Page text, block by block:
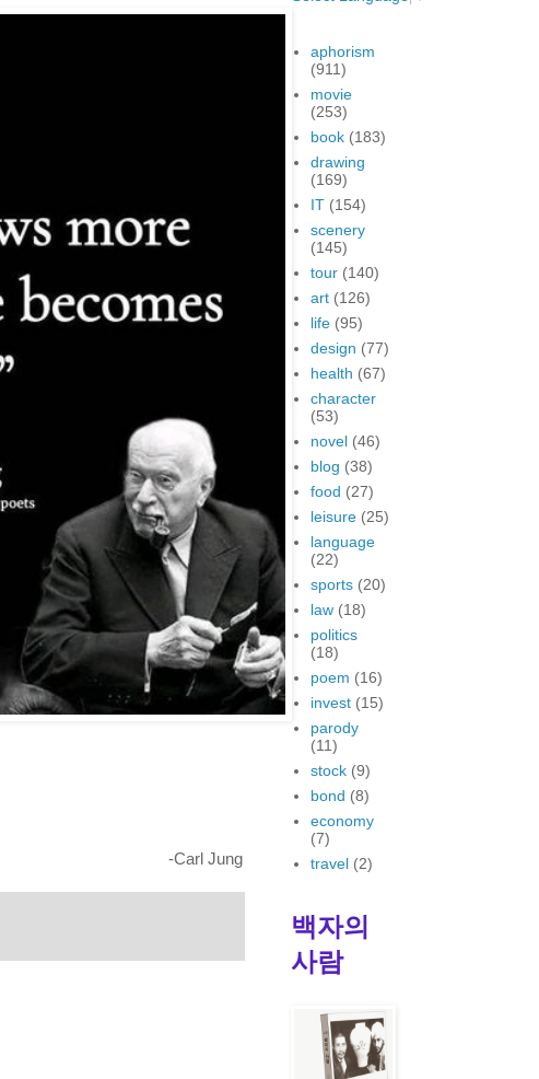
-Carl Jung
aphorism
(911)
movie
(253)
book (183)
drawing
(169)
IT (154)
scenery
(145)
tour (140)
art (126)
life (95)
design (77)
health (67)
character
(53)
novel (46)
blog (38)
food (27)
leisure (25)
language
(22)
sports (20)
law (18)
politics
(18)
poem (16)
invest (15)
parody
(11)
stock (9)
bond (8)
economy
(7)
travel (2)
백자의
사람